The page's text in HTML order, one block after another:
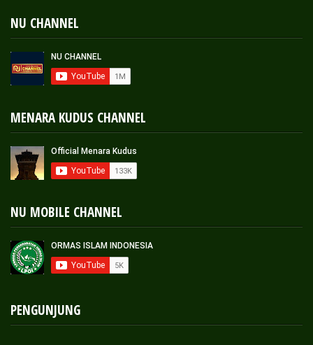
NU CHANNEL
MENARA KUDUS CHANNEL
NU MOBILE CHANNEL
PENGUNJUNG